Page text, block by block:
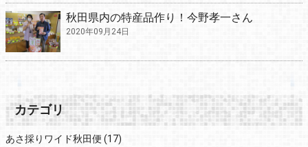
秋田県内の特産品作り！今野孝一さん
2020年09月24日
カテゴリ
あさ採りワイド秋田便 (17)